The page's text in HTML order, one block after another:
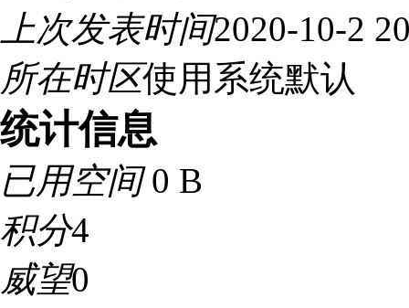
上次发表时间2020-10-2
所在时区使用系统默认
统计信息
已用空间0 B
积分4
威望0